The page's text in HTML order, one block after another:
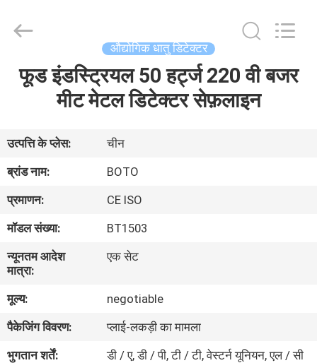
घर
हमारे
बारे
कारखाना
गुणवत्ता
नियंत्रण
LTD.
औद्योगिक धातु डिटेक्टर
फूड इंडस्ट्रियल 50 हर्ट्ज 220 वी बजर
मीट मेटल डिटेक्टर सेफ़लाइन
उत्पत्ति के प्लेस:
चीन
ब्रांड नाम:
BOTO
प्रमाणन:
CE ISO
मॉडल संख्या:
BT1503
न्यूनतम आदेश
मात्रा:
एक सेट
मूल्य:
negotiable
पैकेजिंग विवरण:
प्लाई-लकड़ी का मामला
भुगतान शर्तें:
डी / ए, डी / पी, टी / टी, वेस्टर्न यूनियन, एल / सी